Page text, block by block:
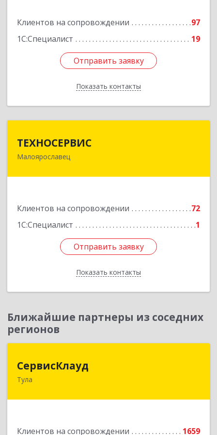
Клиентов на сопровождении
97
1С:Специалист
19
Отправить заявку
Показать контакты
Отправить заявку
Назад
ТЕХНОСЕРВИС
Малоярославец
Клиентов на сопровождении
72
1С:Специалист
1
Отправить заявку
Показать контакты
249094, Калужская обл, Малоярославецкий р-н,
Отправить заявку
Назад
Ближайшие партнеры из соседних
регионов
СервисКлауд
Тула
Клиентов на сопровождении 1659
300028, Тульская обл, Тула г, Болдина ул, дом №